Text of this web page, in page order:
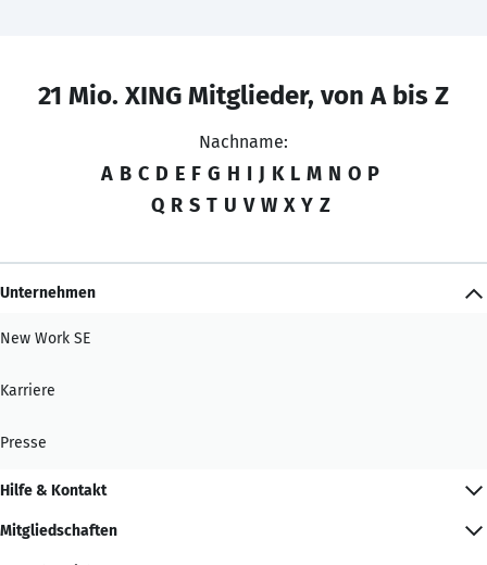
21 Mio. XING Mitglieder, von A bis Z
Nachname:
A B C D E F G H I J K L M N O P
Q R S T U V W X Y Z
Unternehmen
New Work SE
Karriere
Presse
Hilfe & Kontakt
Mitgliedschaften